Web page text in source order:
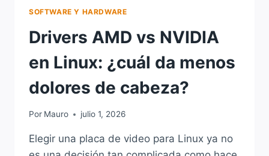
SOFTWARE Y HARDWARE
Drivers AMD vs NVIDIA
en Linux: ¿cuál da menos
dolores de cabeza?
Por Mauro julio 1, 2026
Elegir una placa de video para Linux ya no